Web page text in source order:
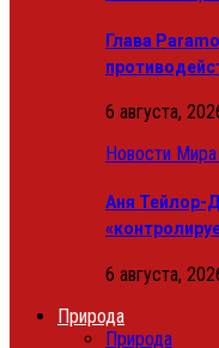
Глава
6 августа,
Новости
Аня Тейлор-
6 августа,
Природа
Природа